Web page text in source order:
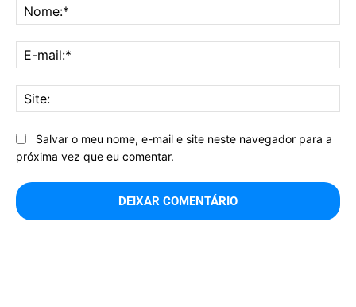
Salvar o meu nome, e-mail e site neste navegador para a
próxima vez que eu comentar.